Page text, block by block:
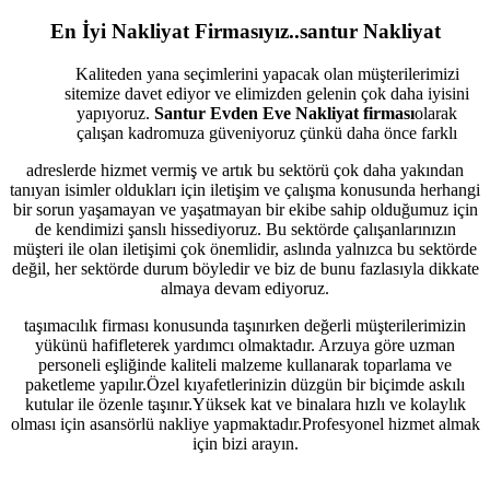
En İyi Nakliyat Firmasıyız..santur Nakliyat
Kaliteden yana seçimlerini yapacak olan müşterilerimizi
sitemize davet ediyor ve elimizden gelenin çok daha iyisini
yapıyoruz. Santur Evden Eve Nakliyat firmasıolarak
çalışan kadromuza güveniyoruz çünkü daha önce farklı
adreslerde hizmet vermiş ve artık bu sektörü çok daha yakından
tanıyan isimler oldukları için iletişim ve çalışma konusunda herhangi
bir sorun yaşamayan ve yaşatmayan bir ekibe sahip olduğumuz için
de kendimizi şanslı hissediyoruz. Bu sektörde çalışanlarınızın
müşteri ile olan iletişimi çok önemlidir, aslında yalnızca bu sektörde
değil, her sektörde durum böyledir ve biz de bunu fazlasıyla dikkate
almaya devam ediyoruz.
taşımacılık firması konusunda taşınırken değerli müşterilerimizin
yükünü hafifleterek yardımcı olmaktadır. Arzuya göre uzman
personeli eşliğinde kaliteli malzeme kullanarak toparlama ve
paketleme yapılır.Özel kıyafetlerinizin düzgün bir biçimde askılı
kutular ile özenle taşınır.Yüksek kat ve binalara hızlı ve kolaylık
olması için asansörlü nakliye yapmaktadır.Profesyonel hizmet almak
için bizi arayın.